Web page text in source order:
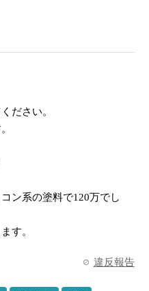
ださい。
ン系の塗料で120万でし
す。
違反報告